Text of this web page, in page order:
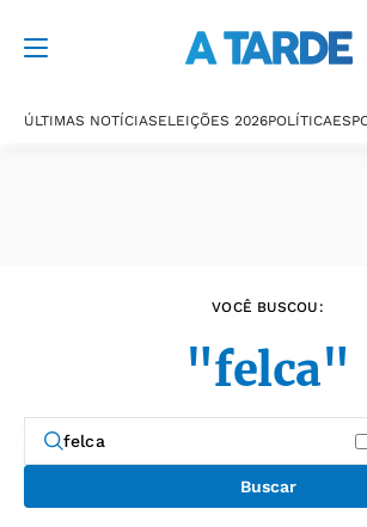
ÚLTIMAS NOTÍCIASELEIÇÕES 2026POLÍTICA
VOCÊ BUSCOU:
"felca"
Buscar